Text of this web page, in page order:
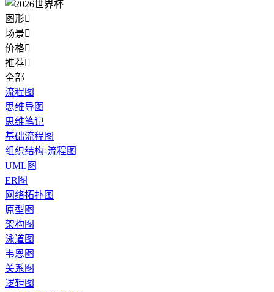
图形
场景
价格
推荐
全部
流程图
思维导图
思维笔记
基础流程图
组织结构-流程图
UML图
ER图
网络拓扑图
原型图
架构图
泳道图
韦恩图
关系图
逻辑图